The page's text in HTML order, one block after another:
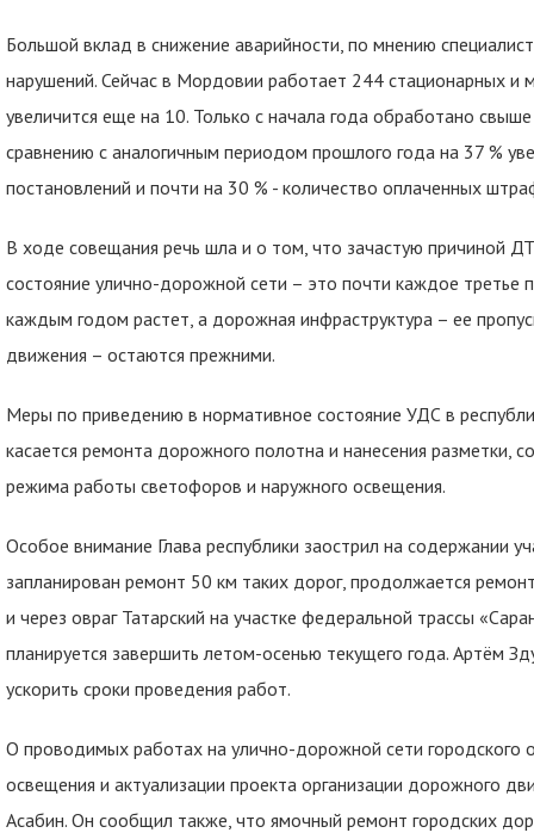
Большой вклад в снижение аварийности, по мнению
нарушений. Сейчас в Мордовии работает 244 стационарных и
увеличится еще на 10. Только с начала года обработано
сравнению с аналогичным периодом прошлого года на 37 %
постановлений и почти на 30 % - количество оплаченных
В ходе совещания речь шла и о том, что зачастую причиной
состояние улично-дорожной сети – это почти каждое третье
каждым годом растет, а дорожная инфраструктура – ее
движения – остаются прежними.
Меры по приведению в нормативное состояние УДС в
касается ремонта дорожного полотна и нанесения разметки,
режима работы светофоров и наружного освещения.
Особое внимание Глава республики заострил на содержании
запланирован ремонт 50 км таких дорог, продолжается
и через овраг Татарский на участке федеральной трассы
планируется завершить летом-осенью текущего года. Артём
ускорить сроки проведения работ.
О проводимых работах на улично-дорожной сети городского
освещения и актуализации проекта организации дорожного
Асабин. Он сообщил также, что ямочный ремонт городских